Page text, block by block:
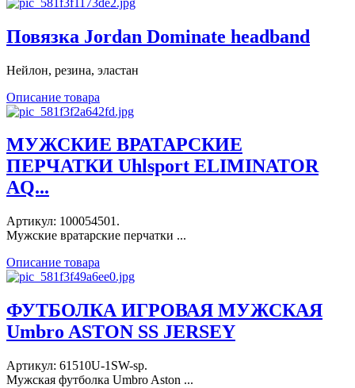
Повязка Jordan Dominate headband
Нейлон, резина, эластан
Описание товара
МУЖСКИЕ ВРАТАРСКИЕ
ПЕРЧАТКИ Uhlsport ELIMINATOR
AQ...
Артикул: 100054501.
Мужские вратарские перчатки ...
Описание товара
ФУТБОЛКА ИГРОВАЯ МУЖСКАЯ
Umbro ASTON SS JERSEY
Артикул: 61510U-1SW-sp.
Мужская футболка Umbro Aston ...